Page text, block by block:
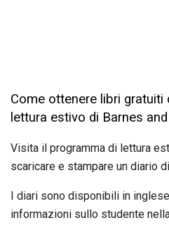
Come ottenere libri gratuiti
lettura estivo di Barnes
Visita il programma di lettura
scaricare e stampare un diario
I diari sono disponibili in
informazioni sullo studente